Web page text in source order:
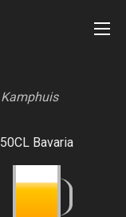
Kamphuis
50CL Bavaria